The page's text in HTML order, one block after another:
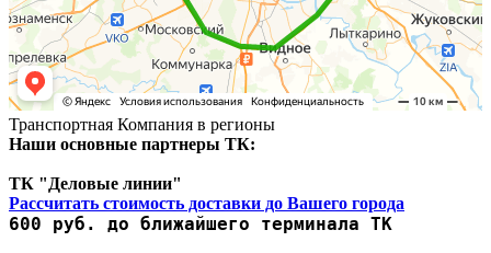
Транспортная Компания в регионы
Наши основные партнеры ТК:
ТК "Деловые линии"
Рассчитать стоимость доставки до Вашего города
600 руб. до ближайшего терминала ТК